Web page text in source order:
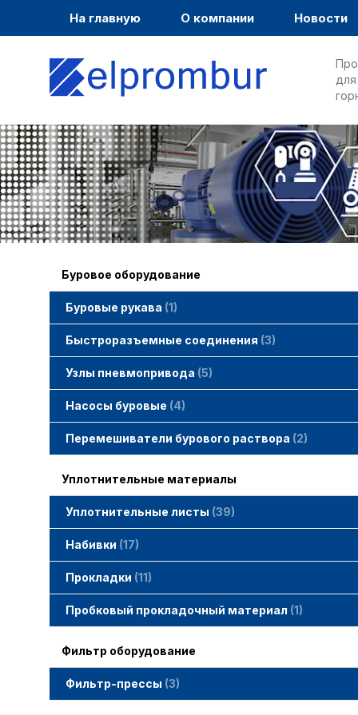
На главную О компании Новости
Буровое оборудование
Буровые рукава 1
Быстроразъемные соединения 3
Узлы пневмопривода 5
Насосы буровые 4
Перемешиватели бурового раствора 2
Уплотнительные материалы
Уплотнительные листы 39
Набивки 17
Прокладки 11
Пробковый прокладочный материал 1
Фильтр оборудование
Фильтр-прессы 3